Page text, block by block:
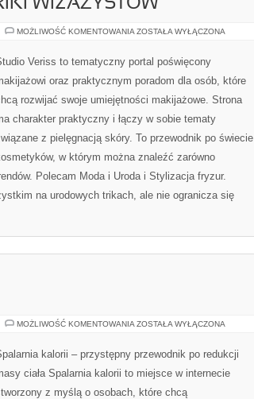
WIZAŻYSTÓW
MOŻLIWOŚĆ KOMENTOWANIA PROFESJONALNE
ZOSTAŁA WYŁĄCZONA
Veriss to tematyczny portal poświęcony
oraz praktycznym poradom dla osób, które
rozwijać swoje umiejętności makijażowe. Strona
charakter praktyczny i łączy w sobie tematy
z pielęgnacją skóry. To przewodnik po świecie
w którym można znaleźć zarówno
Polecam Moda i Uroda i Stylizacja fryzur.
na urodowych trikach, ale nie ogranicza się
MOŻLIWOŚĆ KOMENTOWANIA RELAKS
ZOSTAŁA WYŁĄCZONA
kalorii – przystępny przewodnik po redukcji
ciała Spalarnia kalorii to miejsce w internecie
z myślą o osobach, które chcą